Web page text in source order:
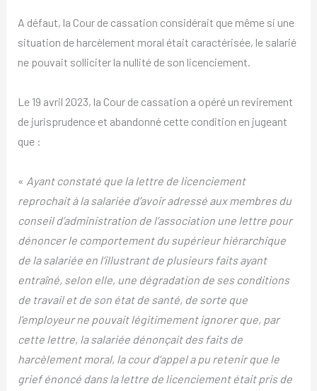
A défaut, la Cour de cassation considérait que même si une
situation de harcèlement moral était caractérisée, le salarié
ne pouvait solliciter la nullité de son licenciement.
Le 19 avril 2023, la Cour de cassation a opéré un revirement
de jurisprudence et abandonné cette condition en jugeant
que :
« Ayant constaté que la lettre de licenciement
reprochait à la salariée d’avoir adressé aux membres du
conseil d’administration de l’association une lettre pour
dénoncer le comportement du supérieur hiérarchique
de la salariée en l’illustrant de plusieurs faits ayant
entraîné, selon elle, une dégradation de ses conditions
de travail et de son état de santé, de sorte que
l’employeur ne pouvait légitimement ignorer que, par
cette lettre, la salariée dénonçait des faits de
harcèlement moral, la cour d’appel a pu retenir que le
grief énoncé dans la lettre de licenciement était pris de